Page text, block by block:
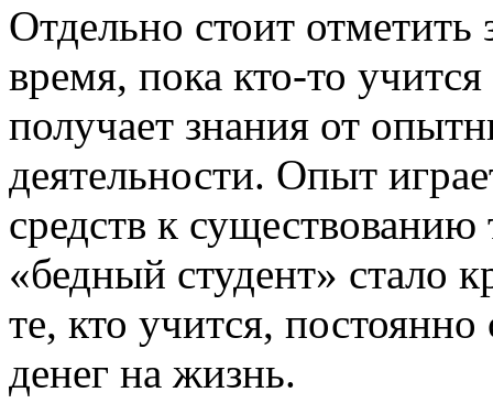
Отдельно стоит отметить
время, пока кто-то
получает знания от
деятельности. Опыт
средств к
«бедный студент» стало
те, кто учится, постоянно
денег на жизнь.